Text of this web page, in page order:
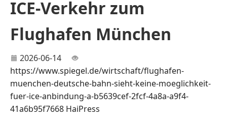
ICE-Verkehr zum
Flughafen München
2026-06-14
https://www.spiegel.de/wirtschaft/flughafen-
muenchen-deutsche-bahn-sieht-keine-moeglichkeit-
fuer-ice-anbindung-a-b5639cef-2fcf-4a8a-a9f4-
41a6b95f7668 HaiPress